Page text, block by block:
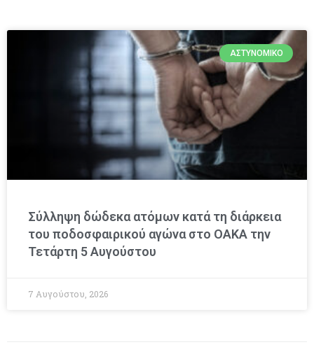
ΑΣΤΥΝΟΜΙΚΌ
Σύλληψη δώδεκα ατόμων κατά τη διάρκεια
του ποδοσφαιρικού αγώνα στο ΟΑΚΑ την
Τετάρτη 5 Αυγούστου
7 Αυγούστου, 2026